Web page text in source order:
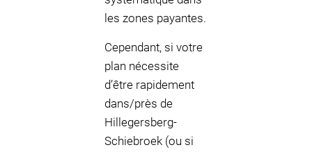
les zones payantes.
Cependant, si votre
plan nécessite
d’être rapidement
dans/près de
Hillegersberg-
Schiebroek (ou si